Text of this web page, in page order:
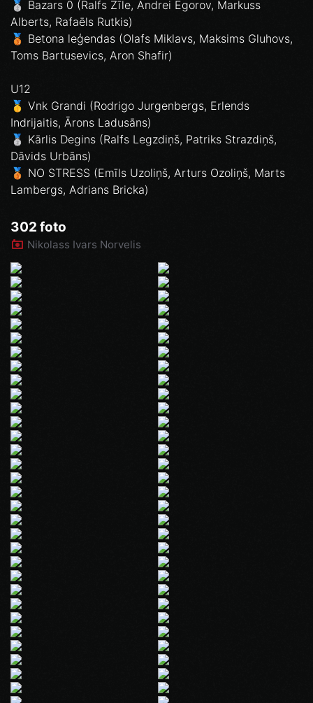
🥈 Bazars 0 (Ralfs Zīle, Andrei Egorov, Markuss
Alberts, Rafaēls Rutkis)
🥉 Betona leģendas (Olafs Miklavs, Maksims Gluhovs,
Toms Bartusevics, Aron Shafir)
U12
🥇 Vnk Grandi (Rodrigo Jurgenbergs, Erlends
Indrijaitis, Ārons Ladusāns)
🥈 Kārlis Degins (Ralfs Legzdiņš, Patriks Strazdiņš,
Dāvids Urbāns)
🥉 NO STRESS (Emīls Uzoliņš, Arturs Ozoliņš, Marts
Lambergs, Adrians Bricka)
302 foto
Nikolass Ivars Norvelis